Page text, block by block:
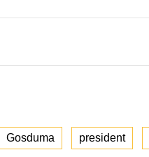
Gosduma president